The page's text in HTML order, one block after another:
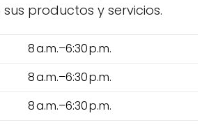
productos y servicios.
8 a.m.–6:30 p.m.
8 a.m.–6:30 p.m.
8 a.m.–6:30 p.m.